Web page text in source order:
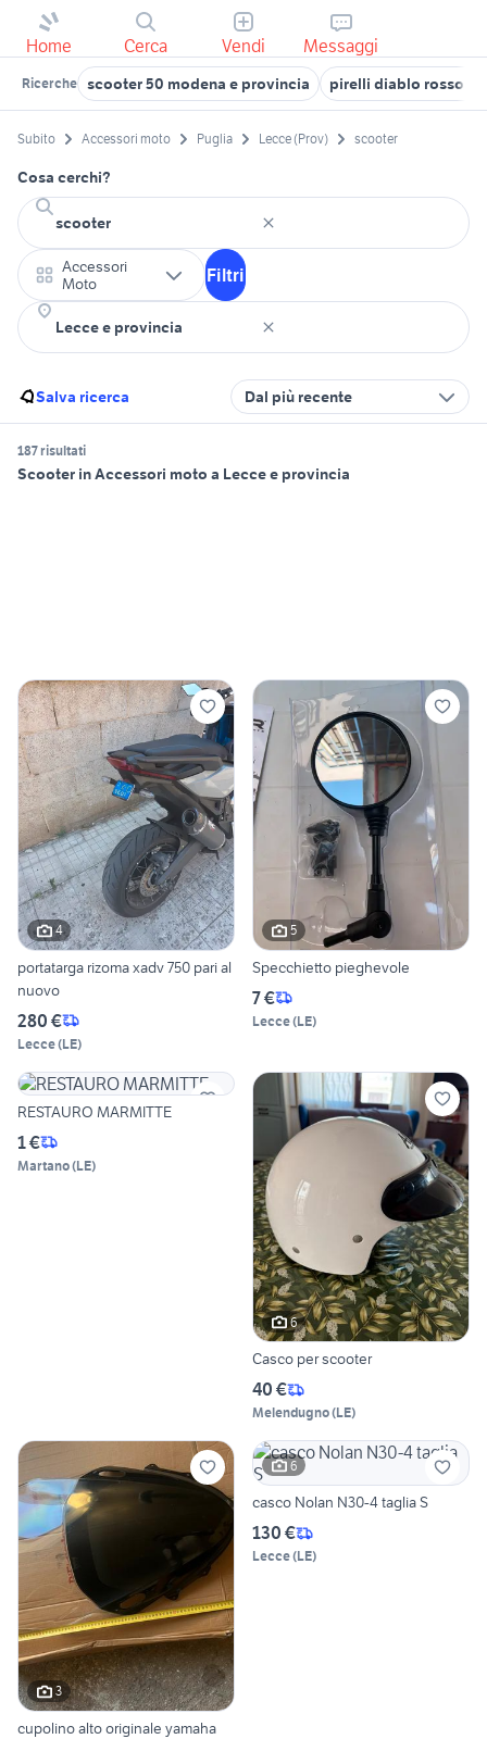
Home Cerca Vendi Messaggi
Ricerche scooter 50 modena e provincia pirelli diablo rosso
Subito Accessori moto Puglia Lecce (Prov) scooter
Cosa cerchi?
Accessori
Moto
Filtri
Salva ricerca Dal più recente
187 risultati
Scooter in Accessori moto a Lecce e provincia
4
portatarga rizoma xadv 750 pari al
nuovo
280 €
Lecce(LE)
5
Specchietto pieghevole
7 €
Lecce(LE)
RESTAURO MARMITTE
1 €
Martano(LE)
6
Casco per scooter
40 €
Melendugno(LE)
3
cupolino alto originale yamaha
6
casco Nolan N30-4 taglia S
130 €
Lecce(LE)